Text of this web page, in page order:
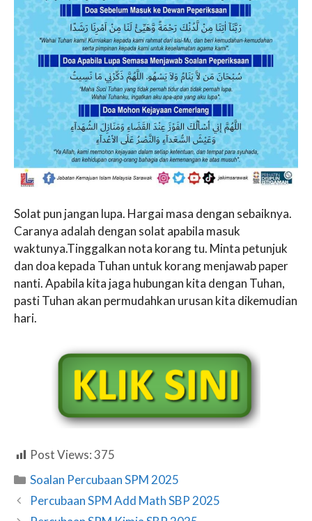
Solat pun jangan lupa. Hargai masa dengan sebaiknya.
Caranya adalah dengan solat apabila masuk
waktunya.Tinggalkan nota korang tu. Minta petunjuk
dan doa kepada Tuhan untuk korang menjawab paper
nanti. Apabila kita jaga hubungan kita dengan Tuhan,
pasti Tuhan akan permudahkan urusan kita dikemudian
hari.
Post Views:375
Categories
Soalan Percubaan SPM 2025
Percubaan SPM Add Math SBP 2025